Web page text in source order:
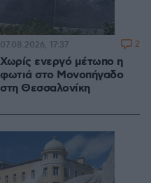
Χωρίς ενεργό μέτωπο η
φωτιά στο Μονοπήγαδο
στη Θεσσαλονίκη
07.08.2026, 17:37 2